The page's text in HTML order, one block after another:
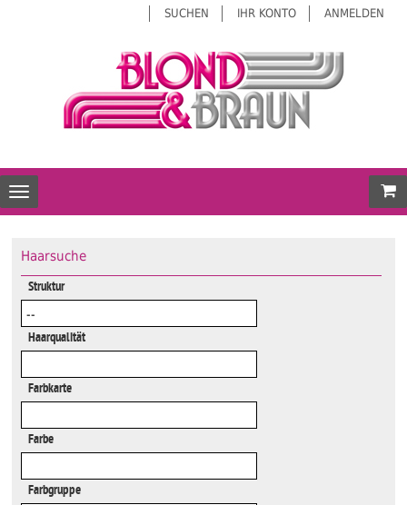
SUCHEN IHR KONTO ANMELDEN
Toggle navigation
Haarsuche
Struktur
Haarqualität
Farbkarte
Farbe
Farbgruppe